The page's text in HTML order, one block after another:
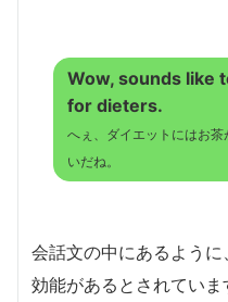
Wow, sounds like
for dieters.
へぇ、ダイエットにはお茶
いだね。
会話文の中にあるよう
効能があるとされてい